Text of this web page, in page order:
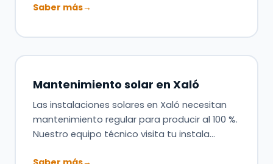
Saber más→
Mantenimiento solar en Xaló
Las instalaciones solares en Xaló necesitan
mantenimiento regular para producir al 100 %.
Nuestro equipo técnico visita tu instala…